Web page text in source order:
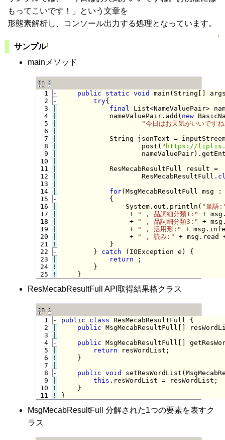
もってこいです！」という文章を
形態素解析し、コンソール出力する処理となっています。
↑
サンプル†
mainメソッド
  1
  2
  3
  4
  5
  6
  7
  8
  9
10
11
12
13
14
15
16
17
18
19
20
21
22
23
24
25
-
-
-
!
-
!
!
public static void main(String[]
try{
final List<NameValuePair>
            nameValuePair.add(
new
"今日はお天気がいいです
String jsonText =
                    post(
" https://
ResMecabResultFull result
                    ResMecabResultFull.
for(MsgMecabResultFull
            {
                System.out.println(
"単語
                 +
" , 品詞細分類1:" +
                 +
" , 品詞細分類3:" +
                 +
" , 活用形:" +
                 +
" , 読み:" + msg.read
}
} catch (IOException e) {
return ;
}
}
ResMecabResultFull API取得結果格クラス
  1
  2
  3
  4
  5
  6
  7
  8
  9
10
11
-
-
!
-
!
!
public class ResMecabResultFull {
public MsgMecabResultFull[]
public MsgMecabResultFull[]
return resWordList;
}
public void
this .resWordList = resWordList;
}
MsgMecabResultFull 分解された1つの要素を表すク
ラス